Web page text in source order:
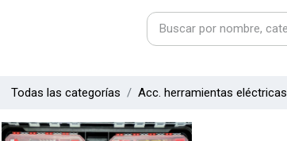
Todas las categorías Acc. herramientas eléctricas